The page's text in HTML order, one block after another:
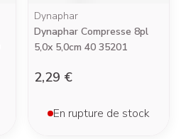
Dynaphar
Dynaphar Compresse 8pl
5,0x 5,0cm 40 35201
2,29 €
En rupture de stock